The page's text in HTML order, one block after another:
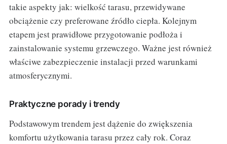
takie aspekty jak: wielkość tarasu, przewidywane
obciążenie czy preferowane źródło ciepła. Kolejnym
etapem jest prawidłowe przygotowanie podłoża i
zainstalowanie systemu grzewczego. Ważne jest również
właściwe zabezpieczenie instalacji przed warunkami
atmosferycznymi.
Praktyczne porady i trendy
Podstawowym trendem jest dążenie do zwiększenia
komfortu użytkowania tarasu przez cały rok. Coraz